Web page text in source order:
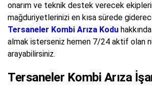
onarım ve teknik destek verecek
mağduriyetlerinizi en kısa sürede
Tersaneler Kombi Arıza Kodu
almak isterseniz hemen 7/24 aktif olan
arayabilirsiniz.
Tersaneler Kombi Arıza